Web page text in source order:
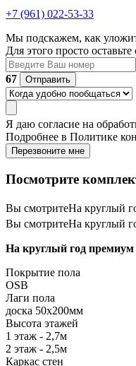
+7 (961) 022-53-33
Мы подскажем, как
Для этого просто
67
Отправить
Я даю согласие на
Подробнее в Политике
Перезвоните мне
Посмотрите
Вы смотритеНа круглый
Вы смотритеНа круглый
На круглый год премиум
Покрытие пола
ОSB
Лаги пола
доска 50х200мм
Высота этажей
1 этаж - 2,7м
2 этаж - 2,5м
Каркас стен